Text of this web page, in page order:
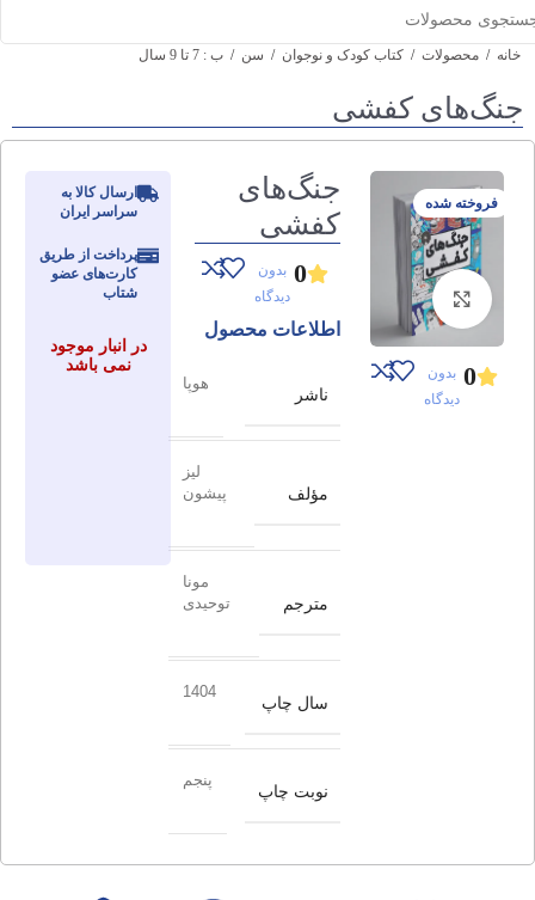
خانه / محصولات / کتاب کودک و نوجوان / سن / ب : 7 تا 9 سال
جنگ‌های کفشی
فروخته شده
برای بزرگنمایی کلیک کنید
0 بدون
دیدگاه
جنگ‌های
کفشی
0 بدون
دیدگاه
اطلاعات محصول
ناشر
هوپا
مؤلف
لیز
پیشون
مترجم
مونا
توحیدی
سال چاپ
1404
نوبت چاپ
پنجم
ارسال کالا به
سراسر ایران
پرداخت از طریق
کارت‌های عضو
شتاب
در انبار موجود
نمی باشد